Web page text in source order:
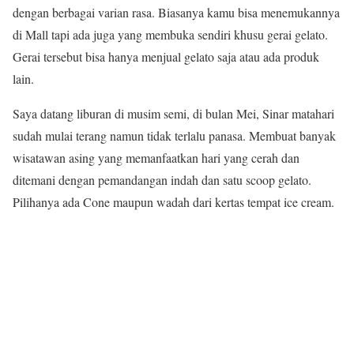
dengan berbagai varian rasa. Biasanya kamu bisa menemukannya
di Mall tapi ada juga yang membuka sendiri khusu gerai gelato.
Gerai tersebut bisa hanya menjual gelato saja atau ada produk
lain.
Saya datang liburan di musim semi, di bulan Mei, Sinar matahari
sudah mulai terang namun tidak terlalu panasa. Membuat banyak
wisatawan asing yang memanfaatkan hari yang cerah dan
ditemani dengan pemandangan indah dan satu scoop gelato.
Pilihanya ada Cone maupun wadah dari kertas tempat ice cream.